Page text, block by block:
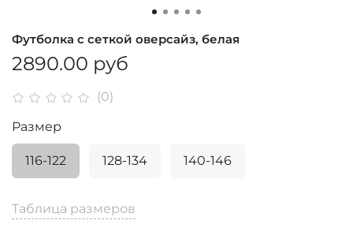
(0)
Футболка с сеткой оверсайз, белая
2890.00 руб
Таблица размеров
Размер
116-122 128-134 140-146